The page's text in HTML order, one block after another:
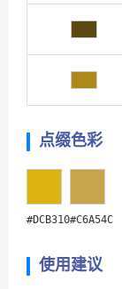
点缀色彩
#DCB310#C6A54C
使用建议